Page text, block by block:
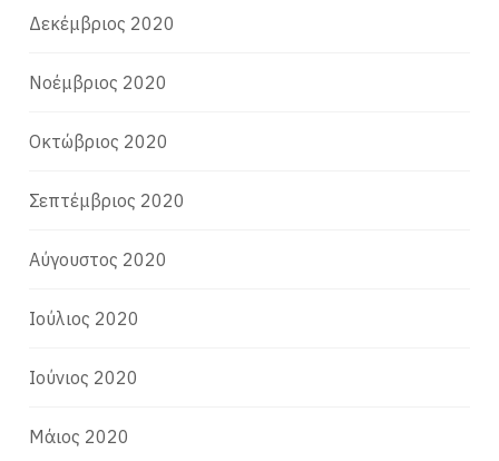
Δεκέμβριος 2020
Νοέμβριος 2020
Οκτώβριος 2020
Σεπτέμβριος 2020
Αύγουστος 2020
Ιούλιος 2020
Ιούνιος 2020
Μάιος 2020